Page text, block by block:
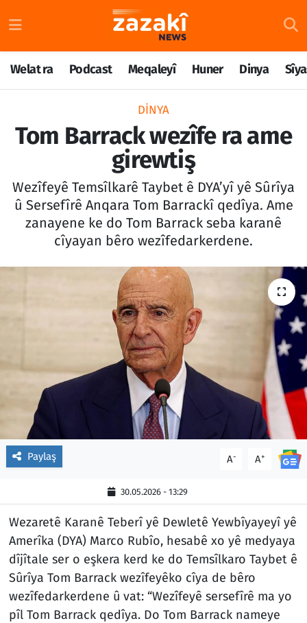
Welat ra Podcast Meqaleyî Huner Dinya
DINYA
Tom Barrack wezîfe ra ame
girewtiş
Wezîfeyê Temsîlkarê Taybet ê DYA’yî yê Sûrîya
û Sersefîrê Anqara Tom Barrackî qedîya. Ame
zanayene ke do Tom Barrack seba karanê
cîyayan bêro wezîfedarkerdene.
Paylaş A- A+
30.05.2026 - 13:29
Wezaretê Karanê Teberî yê Dewletê Yewbîyayeyî yê
Amerîka (DYA) Marco Rubîo, hesabê xo yê medyaya
dîjîtale ser o eşkera kerd ke do Temsîlkaro Taybet ê
Sûrîya Tom Barrack wezîfeyêko cîya de bêro
wezîfedarkerdene û vat: “Wezîfeyê sersefîrê ma yo
pîl Tom Barrack qedîya. Do Tom Barrack nameye
Welat ra
Podcast
Dinya
Sîyaset
Nöbetçi Eczaneler
Hava Durumu
Süper Lig Puan Durumu ve Fikstür
Tüm Manşetler